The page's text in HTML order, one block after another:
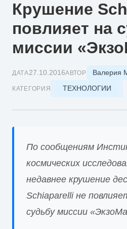
Крушение
повлияет на
миссии
ДАТА27.10.2016АВТОР Валерия
КАТЕГОРИЯ ТЕХНОЛОГИИ
По сообщениям
космических
недавнее крушение
Schiaparelli не
судьбу миссии